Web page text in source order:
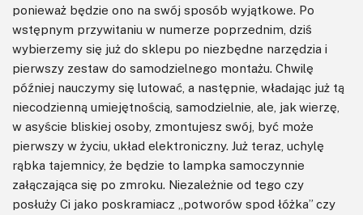
ponieważ będzie ono na swój sposób wyjątkowe. Po
wstępnym przywitaniu w numerze poprzednim, dziś
wybierzemy się już do sklepu po niezbędne narzędzia i
pierwszy zestaw do samodzielnego montażu. Chwilę
później nauczymy się lutować, a następnie, władając już tą
niecodzienną umiejętnością, samodzielnie, ale, jak wierzę,
w asyście bliskiej osoby, zmontujesz swój, być może
pierwszy w życiu, układ elektroniczny. Już teraz, uchylę
rąbka tajemnicy, że będzie to lampka samoczynnie
załączająca się po zmroku. Niezależnie od tego czy
posłuży Ci jako poskramiacz „potworów spod łóżka” czy